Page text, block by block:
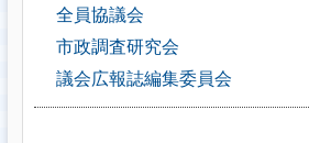
全員協議会
市政調査研究会
議会広報誌編集委員会